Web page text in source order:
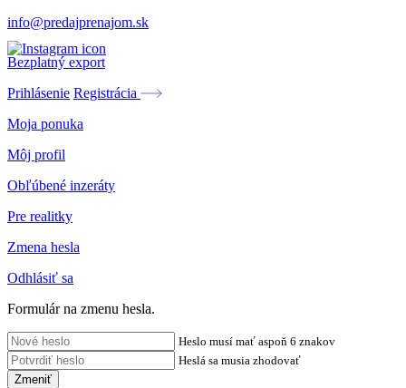
info@predajprenajom.sk
Bezplatný export
Prihlásenie Registrácia
Moja ponuka
Môj profil
Obľúbené inzeráty
Pre realitky
Zmena hesla
Odhlásiť sa
Formulár na zmenu hesla.
Heslo musí mať aspoň 6 znakov
Heslá sa musia zhodovať
Zmeniť